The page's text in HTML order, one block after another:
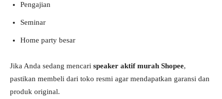
Pengajian
Seminar
Home party besar
Jika Anda sedang mencari speaker aktif murah Shopee,
pastikan membeli dari toko resmi agar mendapatkan garansi dan
produk original.